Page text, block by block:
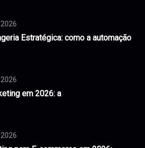
Estratégica: como a automação
em 2026: a